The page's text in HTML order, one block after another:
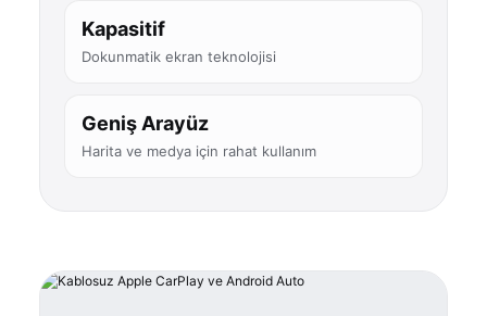
Kapasitif
Dokunmatik ekran teknolojisi
Geniş Arayüz
Harita ve medya için rahat kullanım